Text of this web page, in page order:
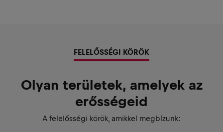
FELELŐSSÉGI KÖRÖK
Olyan területek, amelyek az
erősségeid
A felelősségi körök, amikkel megbízunk: